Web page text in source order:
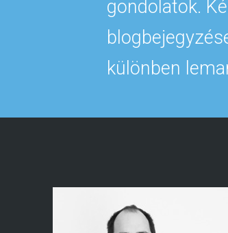
gondolatok.
különben